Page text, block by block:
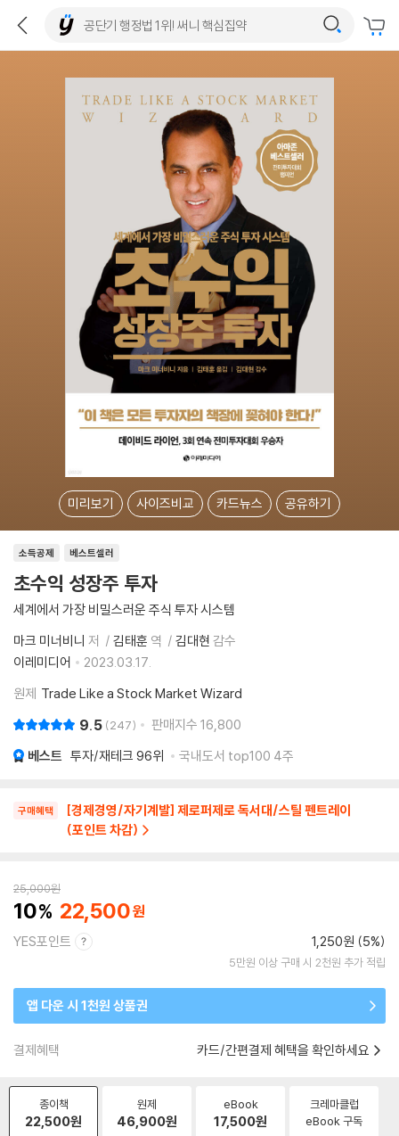
미리보기 사이즈비교 카드뉴스 공유하기
소득공제 베스트셀러
초수익 성장주 투자
세계에서 가장 비밀스러운 주식 투자 시스템
마크 미너비니 저 김태훈 역 김대현 감수
이레미디어
2023.03.17.
원제 Trade Like a Stock Market Wizard
9.5 247 판매지수 16,800
베스트 투자/재테크 96위 국내도서 top100 4주
구매혜택
[경제경영/자기계발] 제로퍼제로 독서대/스틸 펜트레이
(포인트 차감)
25,000원
10 22,500
YES포인트 1,250원 (5%)
5만원 이상 구매 시 2천원 추가 적립
앱 다운 시 1천원 상품권
결제혜택 카드/간편결제 혜택을 확인하세요
종이책
22,500원
원제
46,900원
eBook
17,500원
크레마클럽
eBook 구독